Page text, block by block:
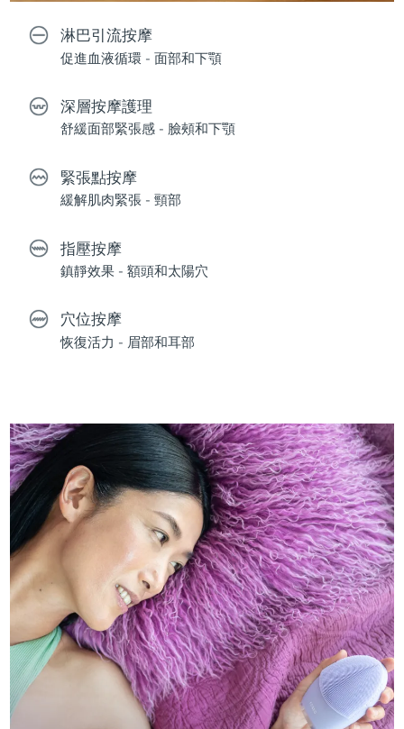
淋巴引流按摩
促進血液循環 - 面部和下顎
深層按摩護理
舒緩面部緊張感 - 臉頰和下顎
緊張點按摩
緩解肌肉緊張 - 頸部
指壓按摩
鎮靜效果 - 額頭和太陽穴
穴位按摩
恢復活力 - 眉部和耳部